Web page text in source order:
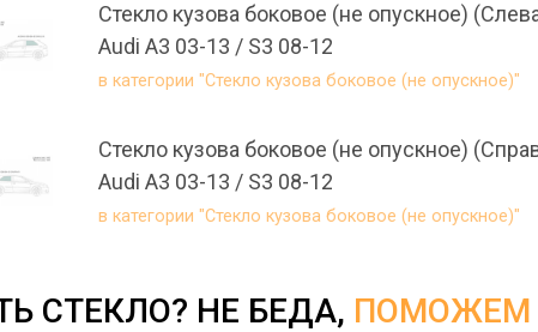
Стекло кузова боковое (не опускное)
Audi A3 03-13 / S3 08-12
в категории "Стекло кузова боковое (не опускное)"
Стекло кузова боковое (не опускное)
Audi A3 03-13 / S3 08-12
в категории "Стекло кузова боковое (не опускное)"
СТЕКЛО? НЕ БЕДА, ПОМОЖЕМ